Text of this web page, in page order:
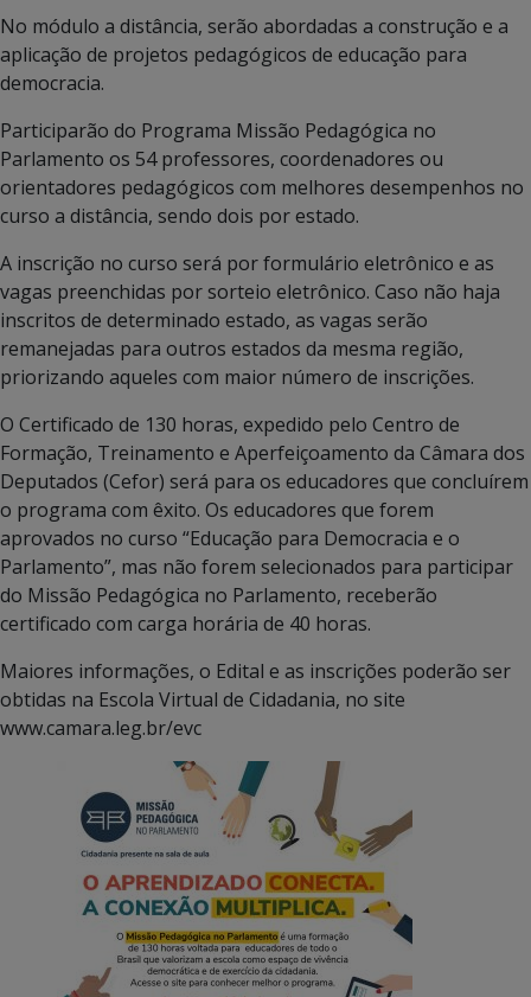
No módulo a distância, serão abordadas a construção e a
aplicação de projetos pedagógicos de educação para
democracia.
Participarão do Programa Missão Pedagógica no
Parlamento os 54 professores, coordenadores ou
orientadores pedagógicos com melhores desempenhos no
curso a distância, sendo dois por estado.
A inscrição no curso será por formulário eletrônico e as
vagas preenchidas por sorteio eletrônico. Caso não haja
inscritos de determinado estado, as vagas serão
remanejadas para outros estados da mesma região,
priorizando aqueles com maior número de inscrições.
O Certificado de 130 horas, expedido pelo Centro de
Formação, Treinamento e Aperfeiçoamento da Câmara dos
Deputados (Cefor) será para os educadores que concluírem
o programa com êxito. Os educadores que forem
aprovados no curso “Educação para Democracia e o
Parlamento”, mas não forem selecionados para participar
do Missão Pedagógica no Parlamento, receberão
certificado com carga horária de 40 horas.
Maiores informações, o Edital e as inscrições poderão ser
obtidas na Escola Virtual de Cidadania, no site
www.camara.leg.br/evc